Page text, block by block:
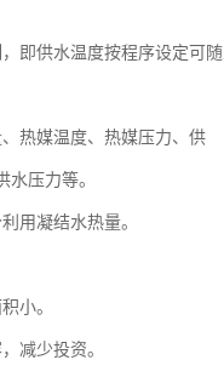
即供水温度按程序设定可
热媒温度、热媒压力、供
压力等。
用凝结水热量。
小。
减少投资。